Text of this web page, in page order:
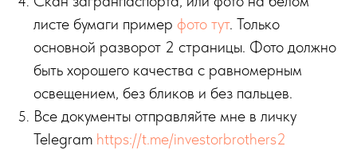
листе бумаги пример фото тут. Только
основной разворот 2 страницы. Фото должно
быть хорошего качества с равномерным
освещением, без бликов и без пальцев.
Все документы отправляйте мне в личку
Telegram https://t.me/investorbrothers2